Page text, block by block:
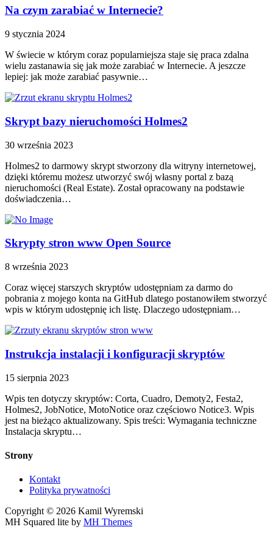
Na czym zarabiać w Internecie?
9 stycznia 2024
W świecie w którym coraz popularniejsza staje się praca zdalna
wielu zastanawia się jak może zarabiać w Internecie. A jeszcze
lepiej: jak może zarabiać pasywnie…
Skrypt bazy nieruchomości Holmes2
30 września 2023
Holmes2 to darmowy skrypt stworzony dla witryny internetowej,
dzięki któremu możesz utworzyć swój własny portal z bazą
nieruchomości (Real Estate). Został opracowany na podstawie
doświadczenia…
Skrypty stron www Open Source
8 września 2023
Coraz więcej starszych skryptów udostępniam za darmo do
pobrania z mojego konta na GitHub dlatego postanowiłem stworzyć
wpis w którym udostępnię ich listę. Dlaczego udostępniam…
Instrukcja instalacji i konfiguracji skryptów
15 sierpnia 2023
Wpis ten dotyczy skryptów: Corta, Cuadro, Demoty2, Festa2,
Holmes2, JobNotice, MotoNotice oraz częściowo Notice3. Wpis
jest na bieżąco aktualizowany. Spis treści: Wymagania techniczne
Instalacja skryptu…
Strony
Kontakt
Polityka prywatności
Copyright © 2026 Kamil Wyremski
MH Squared lite by MH Themes